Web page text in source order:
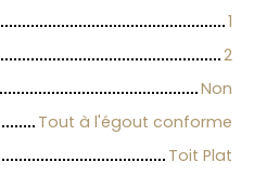
1
2
Non
Tout à l'égout conforme
Toit Plat